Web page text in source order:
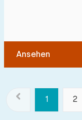
Ansehen
1 2